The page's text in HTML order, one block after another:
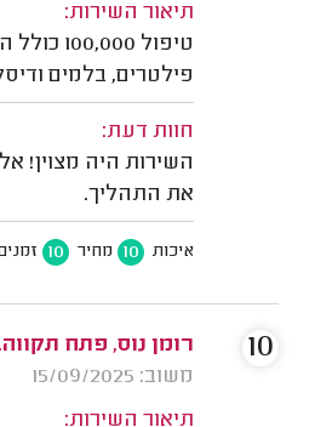
תיאור השירות:
טיפול
פילטרים, בלמים
חוות דעת:
השירות היה מצוין!
את התהליך.
איכות 10 מחיר 10
רומן נוס, פתח תקווה.
משוב: 15/09/2025
תיאור השירות:
10